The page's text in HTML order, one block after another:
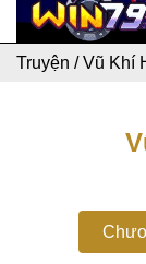
Truyện /Vũ Khí